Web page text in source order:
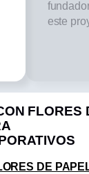
este
FLORES
DE